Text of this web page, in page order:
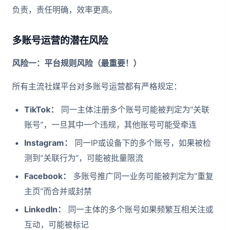
负责，责任明确，效率更高。
多账号运营的潜在风险
风险一：平台规则风险（最重要！）
所有主流社媒平台对多账号运营都有严格规定：
TikTok：
同一主体注册多个账号可能被判定为”关联
账号”，一旦其中一个违规，其他账号可能受牵连
Instagram：
同一IP或设备下的多个账号，如果被检
测到”关联行为”，可能被批量限流
Facebook：
多账号推广同一业务可能被判定为”重复
主页”而合并或封禁
LinkedIn：
同一主体的多个账号如果频繁互相关注或
互动，可能被标记